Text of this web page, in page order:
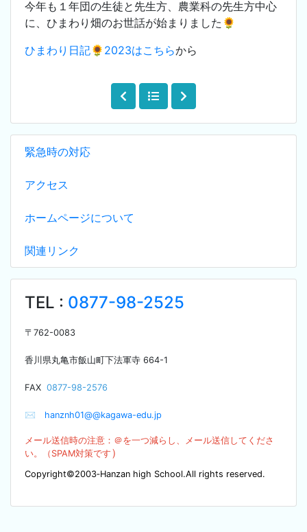
緊急時の対応
アクセス
ホームページについて
関連リンク
TEL : 0877-98-2525
〒 762-0083
香川県丸亀市飯山町下法軍寺 664-1
FAX 0877-98-2576
✉ hanznh01@@kagawa-edu.jp
メール送信時の注意：＠を一つ減らし、メール送信してくださ
い。（SPAM対策です ）
Copyright©2003‐Hanzan high School.All rights reserved.
今年も１年団の生徒と先生方、農業科の先生方中心
に、ひまわり畑のお世話が始まりました🌻
ひまわり日記🌻2023はこちらから